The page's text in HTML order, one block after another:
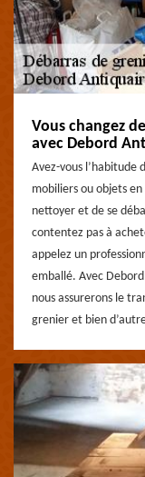
Vous changez
avec Debord
Avez-vous l’habitude
mobiliers ou objets
nettoyer et de se
contentez pas à
appelez un
emballé. Avec
nous assurerons le
grenier et bien